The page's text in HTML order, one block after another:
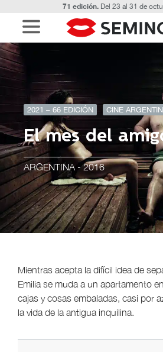
71 edición.Del 23 al 31 de
2021 – 66 EDICIÓN CINE
El mes del
ARGENTINA - 2016
Mientras acepta la difícil idea de
Emilia se muda a un apartamento
cajas y cosas embaladas, casi por
la vida de la antigua inquilina.